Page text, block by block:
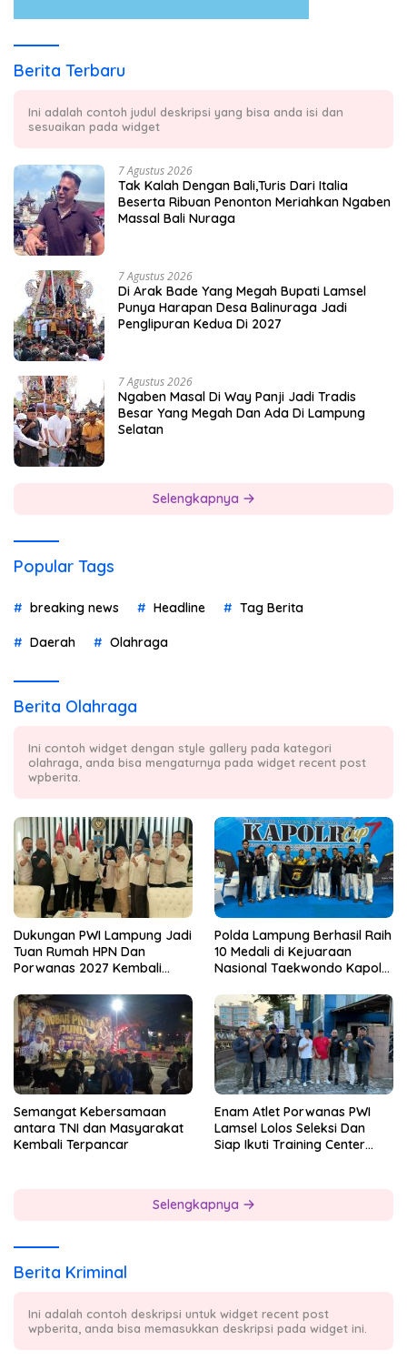
Berita Terbaru
Ini adalah contoh judul deskripsi yang bisa anda isi dan
sesuaikan pada widget
7 Agustus 2026
Tak Kalah Dengan Bali,Turis Dari Italia
Beserta Ribuan Penonton Meriahkan Ngaben
Massal Bali Nuraga
7 Agustus 2026
Di Arak Bade Yang Megah Bupati Lamsel
Punya Harapan Desa Balinuraga Jadi
Penglipuran Kedua Di 2027
7 Agustus 2026
Ngaben Masal Di Way Panji Jadi Tradis
Besar Yang Megah Dan Ada Di Lampung
Selatan
Selengkapnya
Popular Tags
breaking news Headline Tag Berita
Daerah Olahraga
Berita Olahraga
Ini contoh widget dengan style gallery pada kategori
olahraga, anda bisa mengaturnya pada widget recent post
wpberita.
Dukungan PWI Lampung Jadi
Tuan Rumah HPN Dan
Porwanas 2027 Kembali
Pol.Rudi Setiawan
Polda Lampung Berhasil Raih
10 Medali di Kejuaraan
Nasional Taekwondo Kapolri
Semangat Kebersamaan
antara TNI dan Masyarakat
Kembali Terpancar
Enam Atlet Porwanas PWI
Lamsel Lolos Seleksi Dan
Siap Ikuti Training Center
Selengkapnya
Berita Kriminal
Ini adalah contoh deskripsi untuk widget recent post
wpberita, anda bisa memasukkan deskripsi pada widget ini.